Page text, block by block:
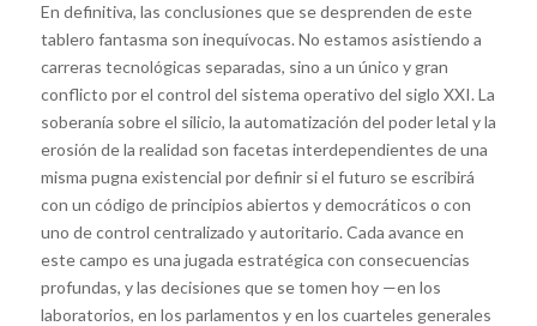
En definitiva, las conclusiones que se desprenden de este
tablero fantasma son inequívocas. No estamos asistiendo a
carreras tecnológicas separadas, sino a un único y gran
conflicto por el control del sistema operativo del siglo XXI. La
soberanía sobre el silicio, la automatización del poder letal y la
erosión de la realidad son facetas interdependientes de una
misma pugna existencial por definir si el futuro se escribirá
con un código de principios abiertos y democráticos o con
uno de control centralizado y autoritario. Cada avance en
este campo es una jugada estratégica con consecuencias
profundas, y las decisiones que se tomen hoy —en los
laboratorios, en los parlamentos y en los cuarteles generales